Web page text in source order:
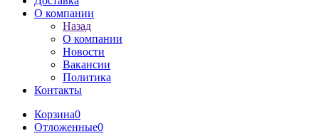
О компании
Назад
О компании
Новости
Вакансии
Политика
Контакты
Корзина0
Отложенные0